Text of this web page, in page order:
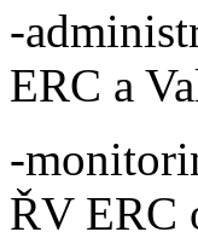
-
ERC a
-
ŘV ERC